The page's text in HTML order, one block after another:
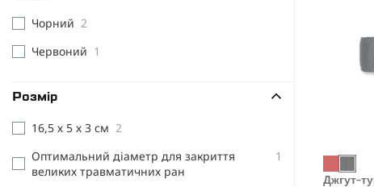
Чорний 2
Червоний 1
Розмір
16,5 х 5 х 3 см 2
Оптимальний діаметр для закриття
великих травматичних ран
1
Джгут-